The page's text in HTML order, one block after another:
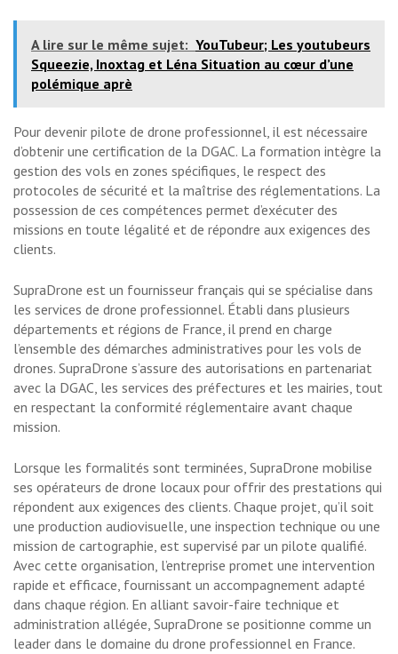
A lire sur le même sujet: YouTubeur; Les youtubeurs
Squeezie, Inoxtag et Léna Situation au cœur d’une
polémique aprè
Pour devenir pilote de drone professionnel, il est nécessaire
d’obtenir une certification de la DGAC. La formation intègre la
gestion des vols en zones spécifiques, le respect des
protocoles de sécurité et la maîtrise des réglementations. La
possession de ces compétences permet d’exécuter des
missions en toute légalité et de répondre aux exigences des
clients.
SupraDrone est un fournisseur français qui se spécialise dans
les services de drone professionnel. Établi dans plusieurs
départements et régions de France, il prend en charge
l’ensemble des démarches administratives pour les vols de
drones. SupraDrone s’assure des autorisations en partenariat
avec la DGAC, les services des préfectures et les mairies, tout
en respectant la conformité réglementaire avant chaque
mission.
Lorsque les formalités sont terminées, SupraDrone mobilise
ses opérateurs de drone locaux pour offrir des prestations qui
répondent aux exigences des clients. Chaque projet, qu’il soit
une production audiovisuelle, une inspection technique ou une
mission de cartographie, est supervisé par un pilote qualifié.
Avec cette organisation, l’entreprise promet une intervention
rapide et efficace, fournissant un accompagnement adapté
dans chaque région. En alliant savoir-faire technique et
administration allégée, SupraDrone se positionne comme un
leader dans le domaine du drone professionnel en France.